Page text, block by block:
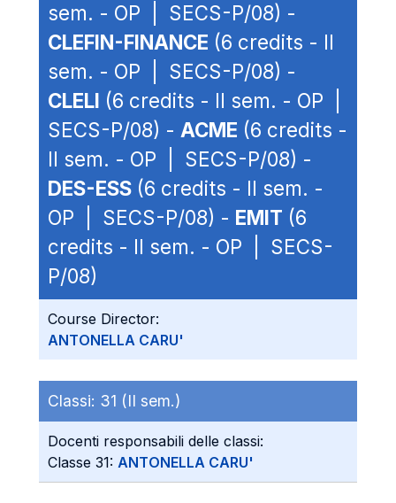
sem. - OP | SECS-P/08) -
CLEFIN-FINANCE (6 credits - II
sem. - OP | SECS-P/08) -
CLELI (6 credits - II sem. - OP |
SECS-P/08) - ACME (6 credits -
II sem. - OP | SECS-P/08) -
DES-ESS (6 credits - II sem. -
OP | SECS-P/08) - EMIT (6
credits - II sem. - OP | SECS-
P/08)
Course Director:
ANTONELLA CARU'
Classi: 31 (II sem.)
Docenti responsabili delle classi:
Classe 31: ANTONELLA CARU'